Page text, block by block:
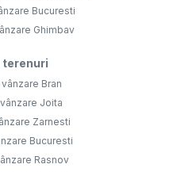
Bucuresti
Ghimbav
terenuri
Bran
Joita
Zarnesti
Bucuresti
Rasnov